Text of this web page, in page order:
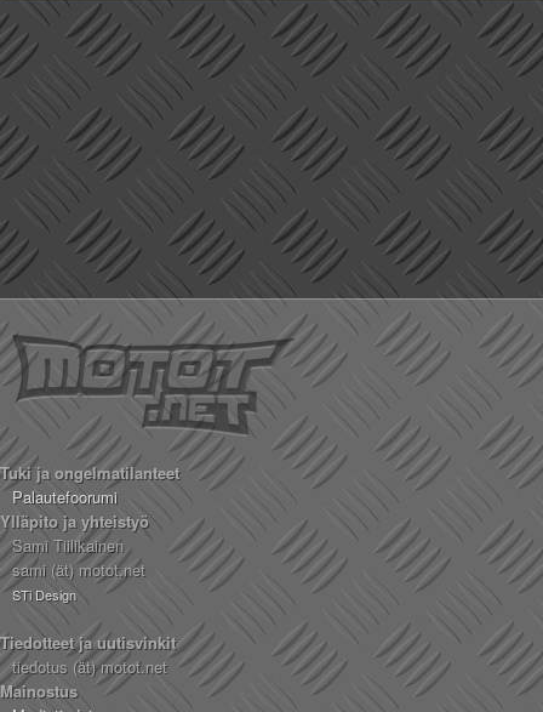
Tuki ja ongelmatilanteet
Palautefoorumi
Ylläpito ja yhteistyö
Sami Tiilikainen
sami (ät) motot.net
STi Design
Tiedotteet ja uutisvinkit
tiedotus (ät) motot.net
Mainostus